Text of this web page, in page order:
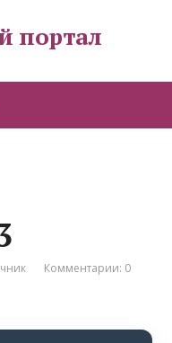
портал
Комментарии: 0